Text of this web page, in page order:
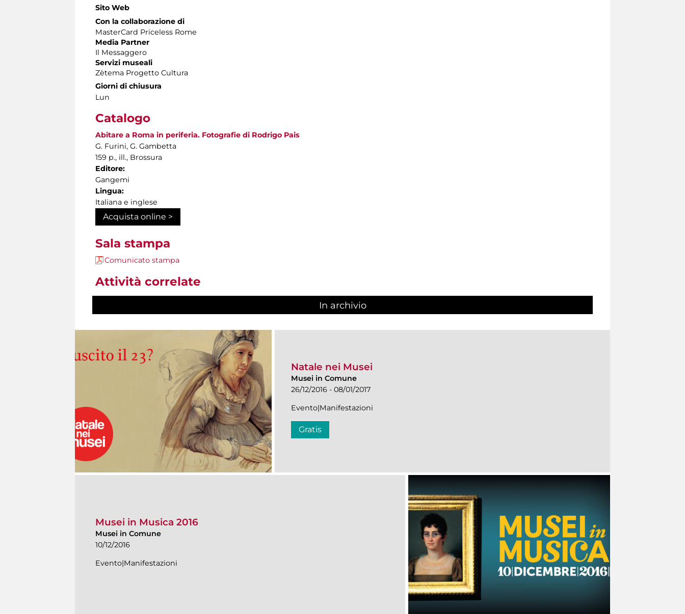
Sito Web
Con la collaborazione di
MasterCard Priceless Rome
Media Partner
Il Messaggero
Servizi museali
Zètema Progetto Cultura
Giorni di chiusura
Lun
Catalogo
Abitare a Roma in periferia. Fotografie di Rodrigo Pais
G. Furini, G. Gambetta
159 p., ill., Brossura
Editore:
Gangemi
Lingua:
Italiana e inglese
Acquista online >
Sala stampa
Comunicato stampa
Attività correlate
In archivio
Natale nei Musei
Musei in Comune
26/12/2016 - 08/01/2017
Evento|Manifestazioni
Gratis
Musei in Musica 2016
Musei in Comune
10/12/2016
Evento|Manifestazioni